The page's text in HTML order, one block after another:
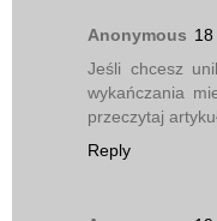
Anonymous
Jeśli chcesz
wykańczania
przeczytaj
Reply